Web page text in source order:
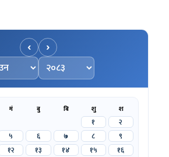
‹
महिना चयन गर्नुहोस्
वर्ष चयन गर्नुहोस्
›
मं बु बि शु श
१
२
५ ६ ७ ८
९
१२ १३ १४ १५
१६